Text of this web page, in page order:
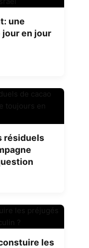
une
jour en jour
résiduels
les